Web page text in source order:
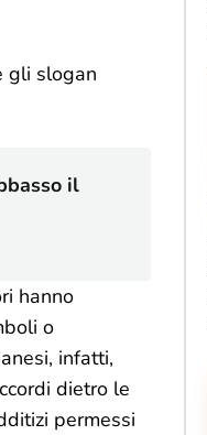
gli slogan
il
hanno
o
infatti,
dietro le
permessi